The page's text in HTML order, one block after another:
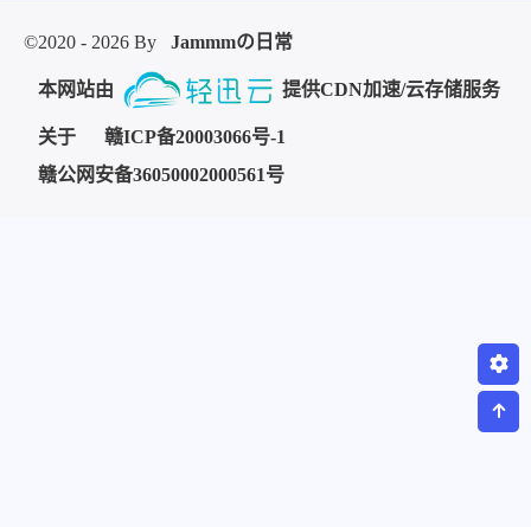
©2020 - 2026 By Jammmの日常
本网站由 提供CDN加速/云存储服务
关于
赣ICP备20003066号-1
赣公网安备36050002000561号